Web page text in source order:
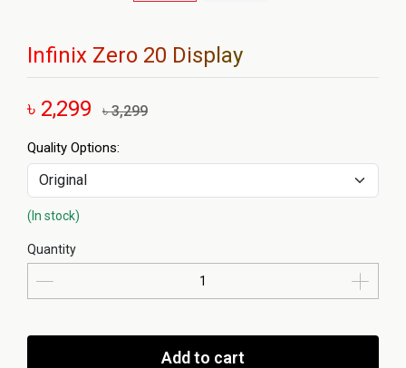
Infinix Zero 20 Display
৳ 2,299 ৳ 3,299
Quality Options:
(In stock)
Quantity
Add to cart